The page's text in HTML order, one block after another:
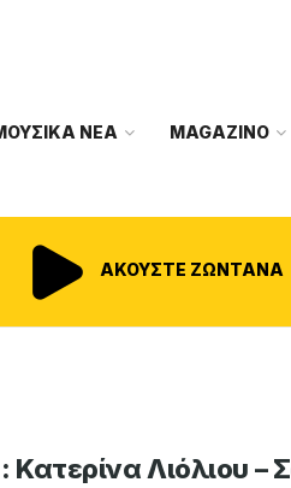
ΝΕΑ MAGAZINO
ΑΚΟΥΣΤΕ ΖΩΝΤΑΝΑ
Κατερίνα Λιόλιου –